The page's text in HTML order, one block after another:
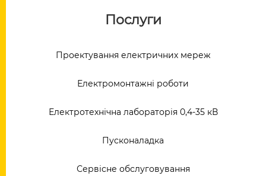
Послуги
Проектування електричних мереж
Електромонтажні роботи
Електротехнічна лабораторія 0,4-35 кВ
Пусконаладка
Сервісне обслуговування